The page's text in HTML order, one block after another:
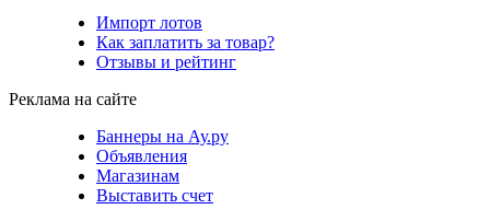
Импорт лотов
Как заплатить за товар?
Отзывы и рейтинг
Реклама на сайте
Баннеры на Ау.ру
Объявления
Магазинам
Выставить счет